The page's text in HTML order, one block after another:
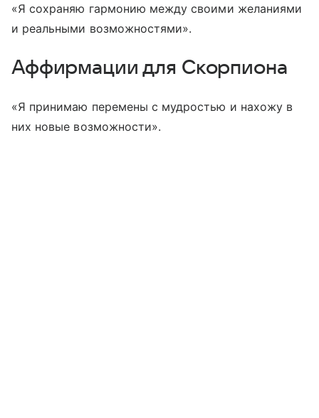
«Я сохраняю гармонию между своими желаниями
и реальными возможностями».
Аффирмации для Скорпиона
«Я принимаю перемены с мудростью и нахожу в
них новые возможности».